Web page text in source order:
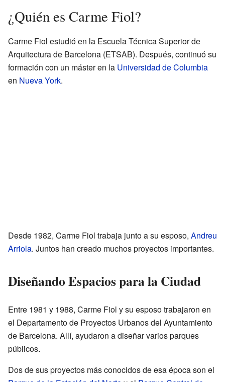
¿Quién es Carme Fiol?
Carme Fiol estudió en la Escuela Técnica Superior de
Arquitectura de Barcelona (ETSAB). Después, continuó su
formación con un máster en la Universidad de Columbia
en Nueva York.
Desde 1982, Carme Fiol trabaja junto a su esposo, Andreu
Arriola. Juntos han creado muchos proyectos importantes.
Diseñando Espacios para la Ciudad
Entre 1981 y 1988, Carme Fiol y su esposo trabajaron en
el Departamento de Proyectos Urbanos del Ayuntamiento
de Barcelona. Allí, ayudaron a diseñar varios parques
públicos.
Dos de sus proyectos más conocidos de esa época son el